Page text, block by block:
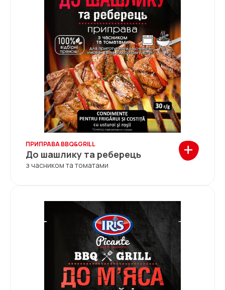
ПРИПРАВА BBQ&GRILL
До шашлику та реберець
з часником та томатами
+